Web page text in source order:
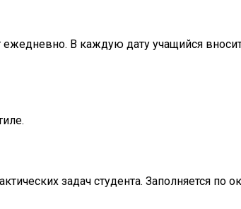
В каждую дату учащийся
задач студента. Заполняется по